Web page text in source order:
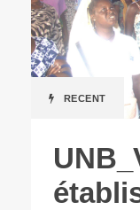
RECENT